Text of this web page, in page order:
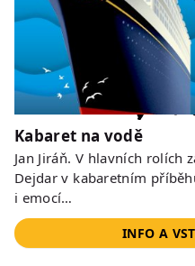
Kabaret na vodě
Jan Jiráň. V hlavních rolích
Dejdar v kabaretním
i emocí…
INFO A